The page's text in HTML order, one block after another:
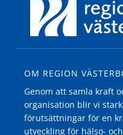
OM REGION
Genom att samla kraft
organisation blir vi
förutsättningar för en
utveckling för hälso-